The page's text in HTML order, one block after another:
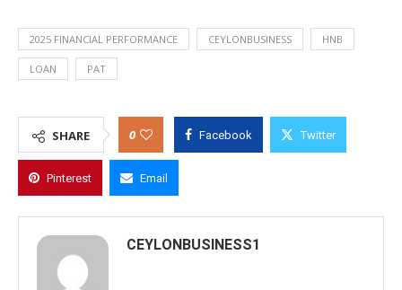
2025 FINANCIAL PERFORMANCE CEYLONBUSINESS HNB
LOAN PAT
SHARE 0 Facebook Twitter
Pinterest Email
CEYLONBUSINESS1